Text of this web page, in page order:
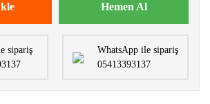
Hemen Al
sipariş
WhatsApp ile sipariş
05413393137